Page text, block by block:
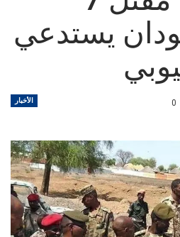
يستدعي
الأخبار